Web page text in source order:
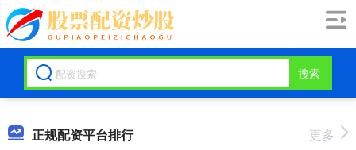
搜索
正规配资平台排行 更多